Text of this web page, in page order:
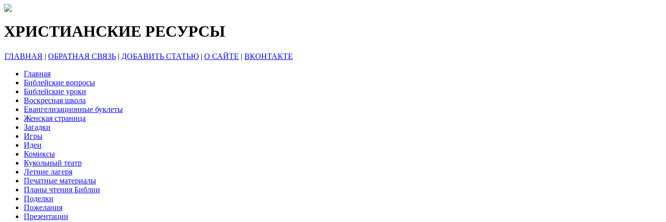
ХРИСТИАНСКИЕ РЕСУРСЫ
ГЛАВНАЯ | ОБРАТНАЯ СВЯЗЬ | ДОБАВИТЬ СТАТЬЮ | О САЙТЕ | ВКОНТАКТЕ
Главная
Библейские вопросы
Библейские уроки
Воскресная школа
Евангелизационные буклеты
Женская страница
Загадки
Игры
Идеи
Комиксы
Кукольный театр
Летние лагеря
Печатные материалы
Планы чтения Библии
Поделки
Пожелания
Презентации